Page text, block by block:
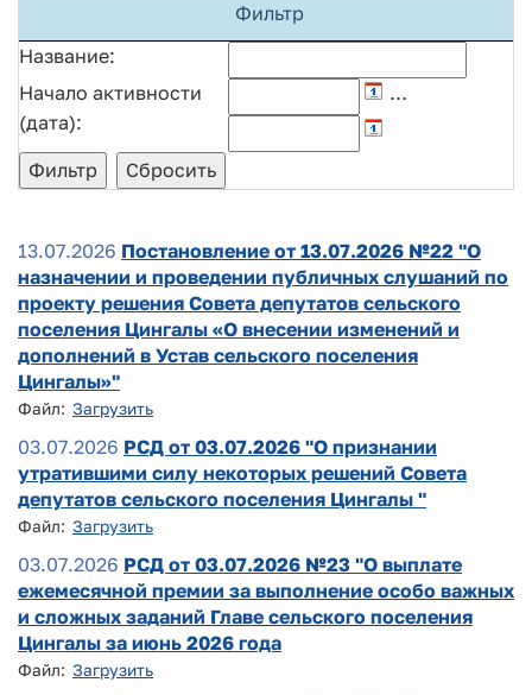
Фильтр
Название:
Начало активности
(дата):
…
13.07.2026 Постановление от 13.07.2026 №22 "О
назначении и проведении публичных слушаний по
проекту решения Совета депутатов сельского
поселения Цингалы «О внесении изменений и
дополнений в Устав сельского поселения
Цингалы»"
Файл: Загрузить
03.07.2026 РСД от 03.07.2026 "О признании
утратившими силу некоторых решений Совета
депутатов сельского поселения Цингалы "
Файл: Загрузить
03.07.2026 РСД от 03.07.2026 №23 "О выплате
ежемесячной премии за выполнение особо важных
и сложных заданий Главе сельского поселения
Цингалы за июнь 2026 года
Файл: Загрузить